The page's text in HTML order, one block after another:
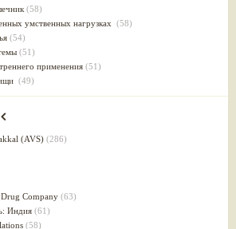
(58)
умственных нагрузках (58)
(54)
(51)
применения (51)
(49)
системы(49)
(46)(AVS) (286)
Company (63)
Индия (61)
(58)